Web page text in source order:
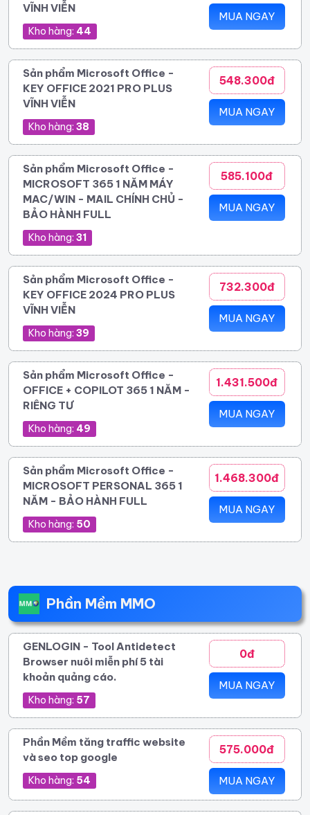
VĨNH VIỄN
Kho hàng: 44
MUA NGAY
Sản phẩm Microsoft Office -
KEY OFFICE 2021 PRO PLUS
VĨNH VIỄN
Kho hàng: 38
548.300đ
MUA NGAY
Sản phẩm Microsoft Office -
MICROSOFT 365 1 NĂM MÁY
MAC/WIN - MAIL CHÍNH CHỦ -
BẢO HÀNH FULL
Kho hàng: 31
585.100đ
MUA NGAY
Sản phẩm Microsoft Office -
KEY OFFICE 2024 PRO PLUS
VĨNH VIỄN
Kho hàng: 39
732.300đ
MUA NGAY
Sản phẩm Microsoft Office -
OFFICE + COPILOT 365 1 NĂM -
RIÊNG TƯ
Kho hàng: 49
1.431.500đ
MUA NGAY
Sản phẩm Microsoft Office -
MICROSOFT PERSONAL 365 1
NĂM - BẢO HÀNH FULL
Kho hàng: 50
1.468.300đ
MUA NGAY
Phần Mềm MMO
GENLOGIN - Tool Antidetect
Browser nuôi miễn phí 5 tài
khoản quảng cáo.
Kho hàng: 57
0đ
MUA NGAY
Phần Mềm tăng traffic website
và seo top google
Kho hàng: 54
575.000đ
MUA NGAY